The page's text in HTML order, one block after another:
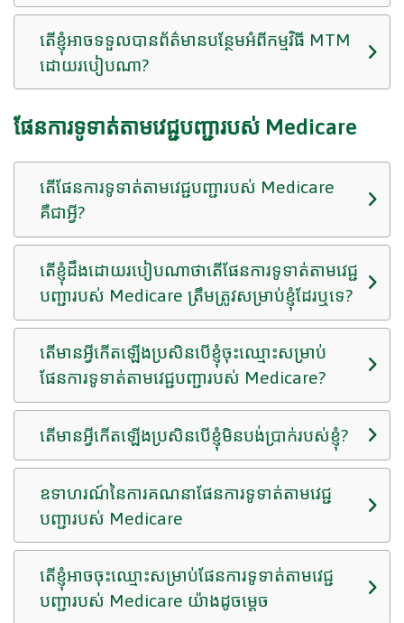
តើខ្ញុំអាចទទួលបានព័ត៌មានបន្ថែមអំពីកម្មវិធី MTM
ដោយរបៀបណា?
ផែនការទូទាត់តាមវេជ្ជបញ្ជារបស់ Medicare
តើផែនការទូទាត់តាមវេជ្ជបញ្ជារបស់ Medicare
គឺជាអ្វី?
តើខ្ញុំដឹងដោយរបៀបណាថាតើផែនការទូទាត់តាមវេជ្ជ
បញ្ជារបស់ Medicare ត្រឹមត្រូវសម្រាប់ខ្ញុំដែរឬទេ?
តើមានអ្វីកើតឡើងប្រសិនបើខ្ញុំចុះឈ្មោះសម្រាប់
ផែនការទូទាត់តាមវេជ្ជបញ្ជារបស់ Medicare?
តើមានអ្វីកើតឡើងប្រសិនបើខ្ញុំមិនបង់ប្រាក់របស់ខ្ញុំ?
ឧទាហរណ៍នៃការគណនាផែនការទូទាត់តាមវេជ្ជ
បញ្ជារបស់ Medicare
តើខ្ញុំអាចចុះឈ្មោះសម្រាប់ផែនការទូទាត់តាមវេជ្ជ
បញ្ជារបស់ Medicare យ៉ាងដូចម្តេច